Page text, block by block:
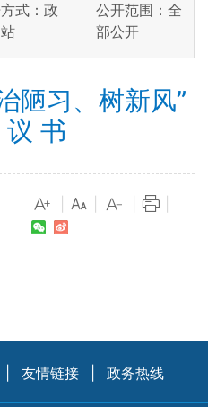
式：政
公开范围：全
部公开
陋习、树新风”
议 书
友情链接 政务热线